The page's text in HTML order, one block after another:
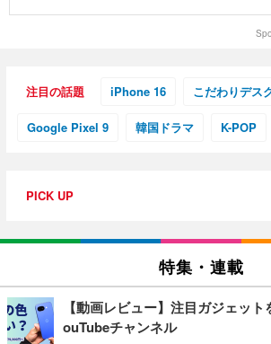
注目の話題 iPhone 16 こだわりデス
Google Pixel 9 韓国ドラマ K-POP
PICK UP
特集・連載
【動画レビュー】注目ガジェッ
ouTubeチャンネル